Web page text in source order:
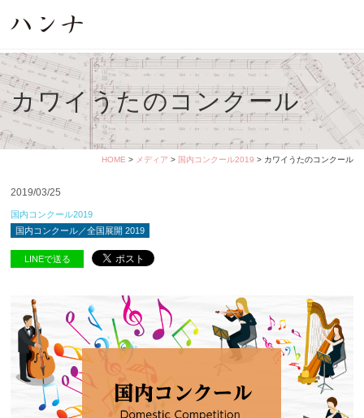
カワイうたのコンクール
HOME > メディア > 国内コンクール2019 > カワイうたのコンクール
2019/03/25
国内コンクール2019
国内コンクール／全国展開 2019
LINEで送る